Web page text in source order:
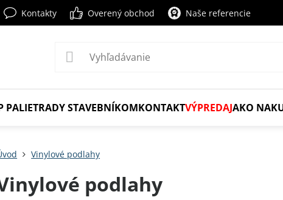
Kontakty Overený obchod Naše referencie
PALIETRADY STAVEBNÍKOMKONTAKTVÝPREDAJAKO
Vinylové podlahy
podlahy